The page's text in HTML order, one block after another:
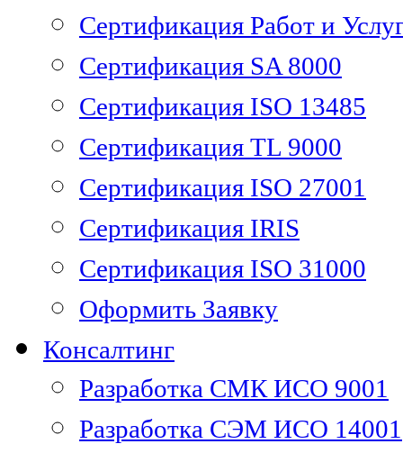
Сертификация Работ и
Сертификация SA 8000
Сертификация ISO 13485
Сертификация TL 9000
Сертификация ISO 27001
Сертификация IRIS
Сертификация ISO 31000
Оформить Заявку
Консалтинг
Разработка СМК ИСО 9001
Разработка СЭМ ИСО 14001